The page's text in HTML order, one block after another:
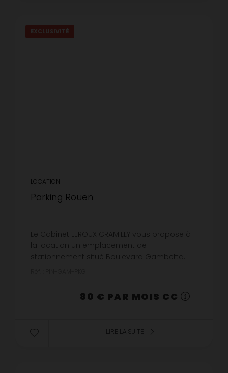
EXCLUSIVITÉ
LOCATION
Parking Rouen
Le Cabinet LEROUX CRAMILLY vous propose à
la location un emplacement de
stationnement situé Boulevard Gambetta.
80 € PAR MOIS CC
LIRE LA SUITE